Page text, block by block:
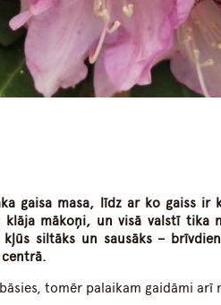
gaisa masa, līdz ar ko gaiss ir
mākoņi, un visā valstī tika
siltāks un sausāks –
centrā.
tomēr palaikam gaidāmi arī